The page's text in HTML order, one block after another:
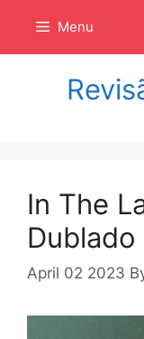
isi
Menu
In The
Dublado
April 02 2023